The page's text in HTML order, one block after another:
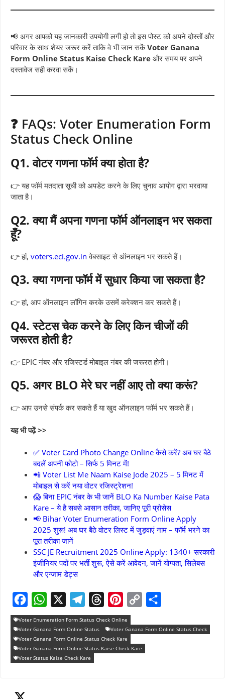
📢 अगर आपको यह जानकारी उपयोगी लगी हो तो इस पोस्ट को अपने दोस्तों और
परिवार के साथ शेयर जरूर करें ताकि वे भी जान सकेंVoter Ganana
Form Online Status Kaise Check Kare और समय पर अपने
दस्तावेज सही करवा सकें।
❓ FAQs: Voter Enumeration Form
Status Check Online
Q1. वोटर गणना फॉर्म क्या होता है?
👉 यह फॉर्म मतदाता सूची को अपडेट करने के लिए चुनाव आयोग द्वारा भरवाया
जाता है।
Q2. क्या मैं अपना गणना फॉर्म ऑनलाइन भर सकता
हूँ?
👉 हां, voters.eci.gov.in वेबसाइट से ऑनलाइन भर सकते हैं।
Q3. क्या गणना फॉर्म में सुधार किया जा सकता है?
👉 हां, आप ऑनलाइन लॉगिन करके उसमें करेक्शन कर सकते हैं।
Q4. स्टेटस चेक करने के लिए किन चीजों की
जरूरत होती है?
👉 EPIC नंबर और रजिस्टर्ड मोबाइल नंबर की जरूरत होगी।
Q5. अगर BLO मेरे घर नहीं आए तो क्या करूं?
👉 आप उनसे संपर्क कर सकते हैं या खुद ऑनलाइन फॉर्म भर सकते हैं।
यह भी पढ़ें >>
✅ Voter Card Photo Change Online कैसे करें? अब घर बैठे
बदलें अपनी फोटो – सिर्फ 5 मिनट में!
📲 Voter List Me Naam Kaise Jode 2025 – 5 मिनट में
मोबाइल से करें नया वोटर रजिस्ट्रेशन!
😱 बिना EPIC नंबर के भी जानें BLO Ka Number Kaise Pata
Kare – ये है सबसे आसान तरीका, जानिए पूरी प्रोसेस
📢 Bihar Voter Enumeration Form Online Apply
2025 शुरू! अब घर बैठे वोटर लिस्ट में जुड़वाएं नाम – फॉर्म भरने का
पूरा तरीका जानें
SSC JE Recruitment 2025 Online Apply: 1340+ सरकारी
इंजीनियर पदों पर भर्ती शुरू, ऐसे करें आवेदन, जानें योग्यता, सिलेबस
और एग्जाम डेट्स
F
a
c
e
o
W
h
a
t
X
T
e
l
e
T
h
e
P
i
C
o
p
h
Voter Enumeration Form Status Check Online
Voter Ganana Form Online Status
Voter Ganana Form Online Status Check
Voter Ganana Form Online Status Check Kare
Voter Ganana Form Online Status Kaise Check Kare
Voter Status Kaise Check Kare